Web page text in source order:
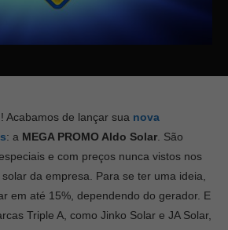
Acabamos de lançar sua nova
: a MEGA PROMO Aldo Solar . São
e com preços nunca vistos nos
da empresa. Para se ter uma ideia,
em até 15%, dependendo do gerador. E
Triple A, como Jinko Solar e JA Solar,